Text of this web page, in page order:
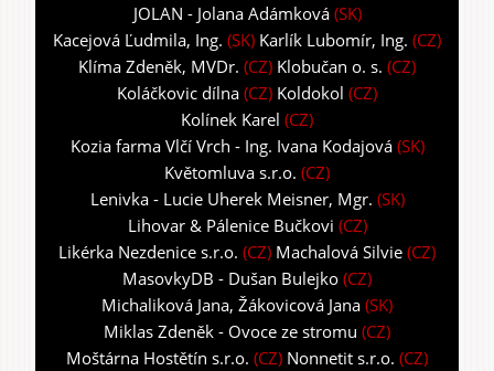
JOLAN - Jolana Adámková(SK)
Kacejová Ľudmila, Ing. (SK) Karlík Lubomír, Ing. (CZ)
Klíma Zdeněk, MVDr. (CZ) Klobučan o. s. (CZ)
Koláčkovic dílna (CZ) Koldokol (CZ)
Kolínek Karel (CZ)
Kozia farma Vlčí Vrch - Ing. Ivana Kodajová(SK)
Květomluva s.r.o. (CZ)
Lenivka - Lucie Uherek Meisner, Mgr. (SK)
Lihovar & Pálenice Bučkovi (CZ)
Likérka Nezdenice s.r.o. (CZ) Machalová Silvie (CZ)
MasovkyDB - Dušan Bulejko (CZ)
Michaliková Jana, Žákovicová Jana (SK)
Miklas Zdeněk - Ovoce ze stromu (CZ)
Moštárna Hostětín s.r.o. (CZ) Nonnetit s.r.o. (CZ)